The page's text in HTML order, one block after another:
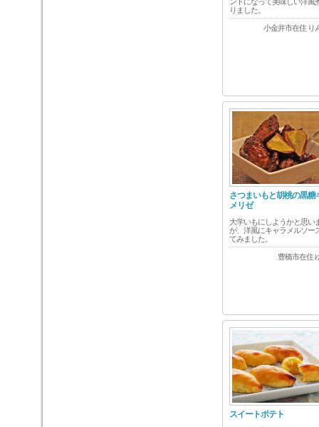
りました。
小金井市在住 り
さつまいもと胡桃の黒糖
メリゼ
大学いもにしようかと思い
が、洋風にキャラメルソー
てみました。
豊橋市在住
スイートポテト